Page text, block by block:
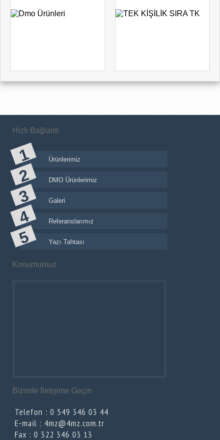
Hızlı Bağlantı
Ürünlerimiz
DMO Ürünlerimiz
Galeri
Referanslarımız
Yazı Tahtası
Konumumuz
Bizimle İletişime Geçin
Telefon : 0 549 346 03 44
E-mail : 4mz@4mz.com.tr
Fax : 0 322 346 03 13